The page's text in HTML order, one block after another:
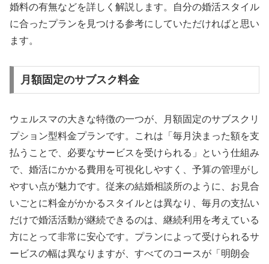
婚料の有無などを詳しく解説します。自分の婚活スタイル
に合ったプランを見つける参考にしていただければと思い
ます。
月額固定のサブスク料金
ウェルスマの大きな特徴の一つが、月額固定のサブスクリ
プション型料金プランです。これは「毎月決まった額を支
払うことで、必要なサービスを受けられる」という仕組み
で、婚活にかかる費用を可視化しやすく、予算の管理がし
やすい点が魅力です。従来の結婚相談所のように、お見合
いごとに料金がかかるスタイルとは異なり、毎月の支払い
だけで婚活活動が継続できるのは、継続利用を考えている
方にとって非常に安心です。プランによって受けられるサ
ービスの幅は異なりますが、すべてのコースが「明朗会